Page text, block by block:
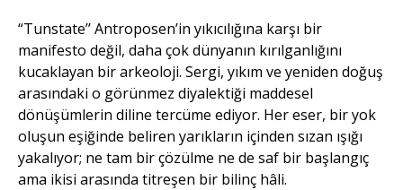
“Tunstate’’ Antroposen’in yıkıcılığına karşı bir
manifesto değil, daha çok dünyanın kırılganlığını
kucaklayan bir arkeoloji. Sergi, yıkım ve yeniden doğuş
arasındaki o görünmez diyalektiği maddesel
dönüşümlerin diline tercüme ediyor. Her eser, bir yok
oluşun eşiğinde beliren yarıkların içinden sızan ışığı
yakalıyor; ne tam bir çözülme ne de saf bir başlangıç
ama ikisi arasında titreşen bir bilinç hâli.